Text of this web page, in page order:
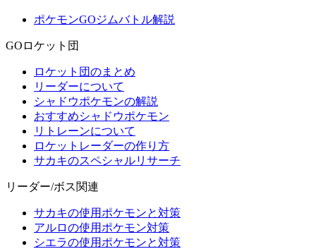
ポケモンGOジムバトル解説
GOロケット団
ロケット団のまとめ
リーダーについて
シャドウポケモンの解説
おすすめシャドウポケモン
リトレーンについて
ロケットレーダーの作り方
サカキのスペシャルリサーチ
リーダー/ボス関連
サカキの使用ポケモンと対策
アルロの使用ポケモン対策
シエラの使用ポケモンと対策